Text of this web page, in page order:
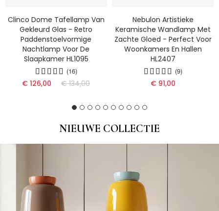
Clinco Dome Tafellamp Van
Gekleurd Glas - Retro
Paddenstoelvormige
Nachtlamp Voor De
Slaapkamer HL1095
(16)
€ 126,00 € 134,00
Nebulon Artistieke
Keramische Wandlamp Met
Zachte Gloed - Perfect Voor
Woonkamers En Hallen
HL2407
(9)
€ 91,00
NIEUWE COLLECTIE